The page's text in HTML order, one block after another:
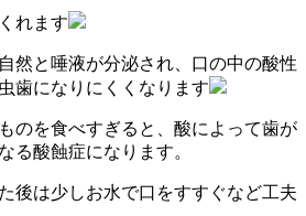
れます
然と唾液が分泌され、口の中の酸性
歯になりにくくなります
のを食べすぎると、酸によって歯が
る酸蝕症になります。
後は少しお水で口をすすぐなど工夫